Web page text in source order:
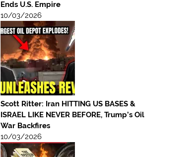
Ends U.S. Empire
10/03/2026
Scott Ritter: Iran HITTING US BASES &
ISRAEL LIKE NEVER BEFORE, Trump’s Oil
War Backfires
10/03/2026